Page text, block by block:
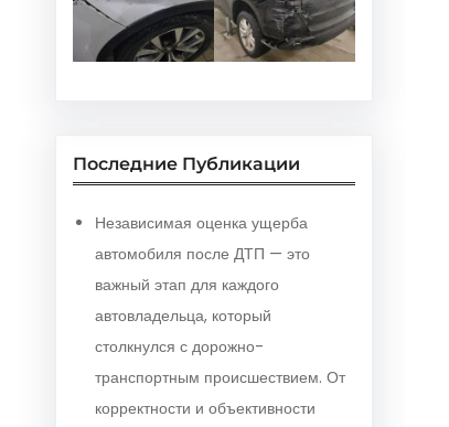
Последние Публикации
Независимая оценка ущерба
автомобиля после ДТП — это
важный этап для каждого
автовладельца, который
столкнулся с дорожно-
транспортным происшествием. От
корректности и объективности